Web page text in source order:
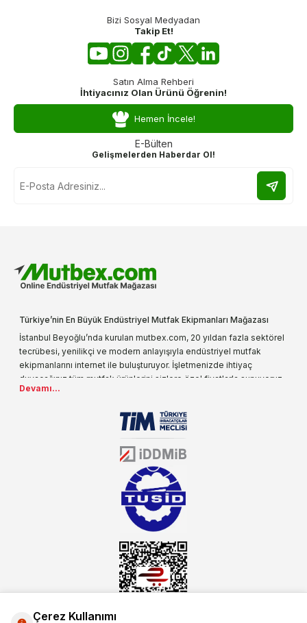
Bizi Sosyal Medyadan
Takip Et!
Satın Alma Rehberi
İhtiyacınız Olan Ürünü Öğrenin!
Hemen İncele!
E-Bülten
Gelişmelerden Haberdar Ol!
Türkiye’nin En Büyük Endüstriyel Mutfak Ekipmanları Mağazası
İstanbul Beyoğlu’nda kurulan mutbex.com, 20 yıldan fazla sektörel
tecrübesi, yenilikçi ve modern anlayışıyla endüstriyel mutfak
ekipmanlarını internet ile buluşturuyor. İşletmenizde ihtiyaç
duyacağınız tüm mutfak ürünlerini sizlere özel fiyatlarla sunuyoruz.
Endüstriyel mutfak malzemesi deyince akla gelen ilk adreslerden
sektörün farklı alanlarında da faliyet gösteren mutbex.com,
Öztiryakiler resmi bayisidir. Öztiryakiler ürünleri üzerinde büyük bir
donanıma sahip ekibi ile müşterilerine koşulsuz destek sunan
mutbex.com ile endüstriyel mutfak malzemeleri konusunda
alacağınız hizmet standartların her zaman üstünde olacaktır.
Devamı...
Çerez Kullanımı